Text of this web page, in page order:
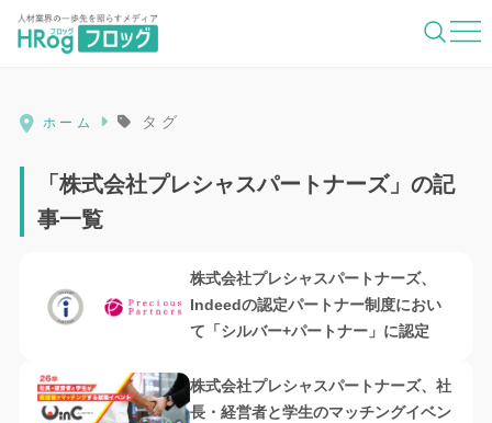
HRog | 人材業界の一歩先を照らすメディ
ホーム タグ
「株式会社プレシャスパートナーズ」の記
事一覧
株式会社プレシャスパートナーズ、
Indeedの認定パートナー制度におい
て「シルバー+パートナー」に認定
株式会社プレシャスパートナーズ、社
長・経営者と学生のマッチングイベン